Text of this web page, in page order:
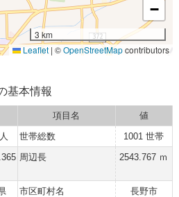
−
3 km
Leaflet | ©OpenStreetMapcontributors
基本情報
項目名
値
世帯総数
1001 世帯
周辺長 2543.767 ｍ
市区町村名
長野市